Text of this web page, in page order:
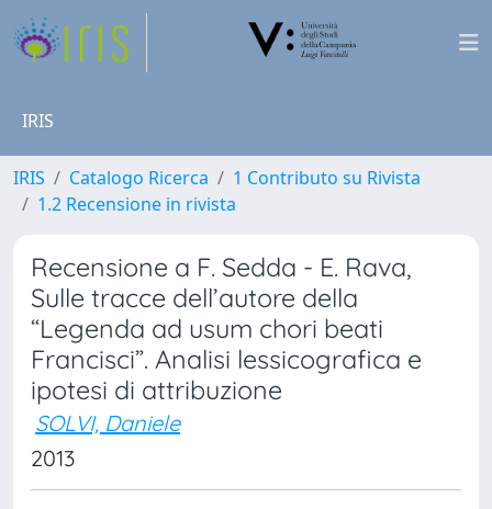
IRIS
IRIS Catalogo Ricerca
1 Contributo su Rivista
1.2 Recensione in rivista
Recensione a F. Sedda - E. Rava,
Sulle tracce dell’autore della
“Legenda ad usum chori beati
Francisci”. Analisi lessicografica e
ipotesi di attribuzione
SOLVI, Daniele
2013